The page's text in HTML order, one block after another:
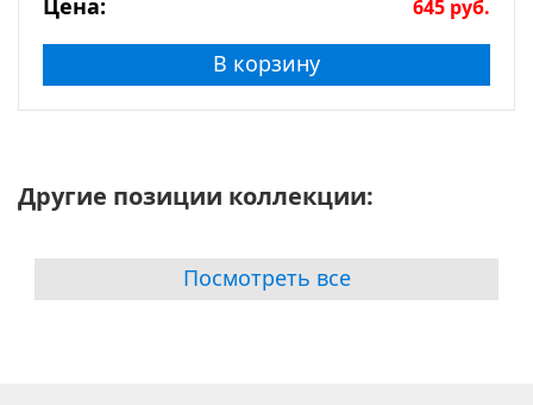
Цена: 645 руб.
В корзину
Другие позиции коллекции:
Посмотреть все